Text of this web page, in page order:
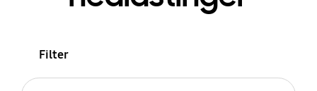
Filter